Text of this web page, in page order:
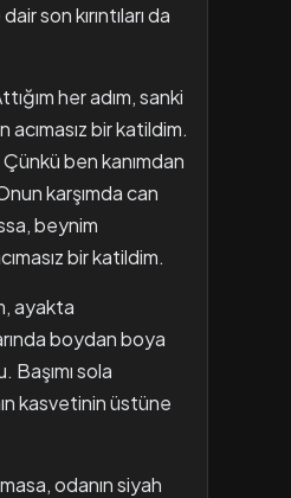
son kırıntıları da
her adım, sanki
bir katildim.
ben kanımdan
karşımda can
beynim
bir katildim.
ayakta
boydan boya
sola
kasvetinin üstüne
odanın siyah